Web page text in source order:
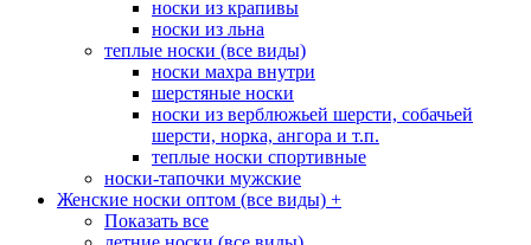
носки из крапивы
носки из льна
теплые носки (все виды)
носки махра внутри
шерстяные носки
носки из верблюжьей шерсти, собачьей
шерсти, норка, ангора и т.п.
теплые носки спортивные
носки-тапочки мужские
Женские носки оптом (все виды) +
Показать все